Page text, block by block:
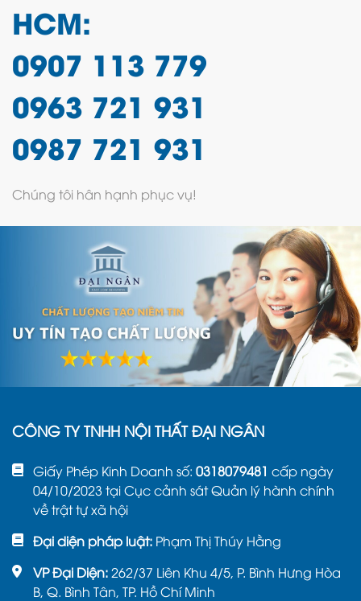
HCM:
0907 113 779
0963 721 931
0987 721 931
Chúng tôi hân hạnh phục vụ!
CÔNG TY TNHH NỘI THẤT ĐẠI NGÂN
Giấy Phép Kinh Doanh số: 0318079481 cấp ngày
04/10/2023 tại Cục cảnh sát Quản lý hành chính
về trật tự xã hội
Đại diện pháp luật: Phạm Thị Thúy Hằng
VP Đại Diện:262/37 Liên Khu 4/5, P. Bình Hưng Hòa
B, Q. Bình Tân, TP. Hồ Chí Minh